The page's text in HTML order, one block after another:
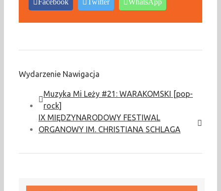
Facebook Twitter WhatsApp
Wydarzenie Nawigacja
Muzyka Mi Leży #21: WARAKOMSKI [pop-
rock]
IX MIĘDZYNARODOWY FESTIWAL
ORGANOWY IM. CHRISTIANA SCHLAGA